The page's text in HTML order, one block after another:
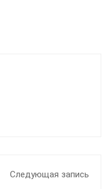
Следующая запись